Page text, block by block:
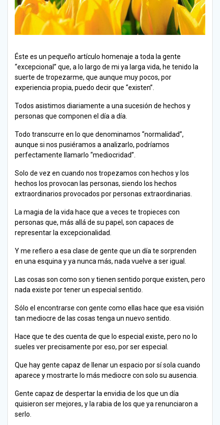
Éste es un pequeño artículo homenaje a toda la gente
“excepcional” que, a lo largo de mi ya larga vida, he tenido la
suerte de tropezarme, que aunque muy pocos, por
experiencia propia, puedo decir que “existen”.
Todos asistimos diariamente a una sucesión de hechos y
personas que componen el día a día.
Todo transcurre en lo que denominamos “normalidad”,
aunque si nos pusiéramos a analizarlo, podríamos
perfectamente llamarlo “mediocridad”.
Solo de vez en cuando nos tropezamos con hechos y los
hechos los provocan las personas, siendo los hechos
extraordinarios provocados por personas extraordinarias.
La magia de la vida hace que a veces te tropieces con
personas que, más allá de su papel, son capaces de
representar la excepcionalidad.
Y me refiero a esa clase de gente que un día te sorprenden
en una esquina y ya nunca más, nada vuelve a ser igual.
Las cosas son como son y tienen sentido porque existen, pero
nada existe por tener un especial sentido.
Sólo el encontrarse con gente como ellas hace que esa visión
tan mediocre de las cosas tenga un nuevo sentido.
Hace que te des cuenta de que lo especial existe, pero no lo
sueles ver precisamente por eso, por ser especial.
Que hay gente capaz de llenar un espacio por sí sola cuando
aparece y mostrarte lo más mediocre con solo su ausencia.
Gente capaz de despertar la envidia de los que un día
quisieron ser mejores, y la rabia de los que ya renunciaron a
serlo.